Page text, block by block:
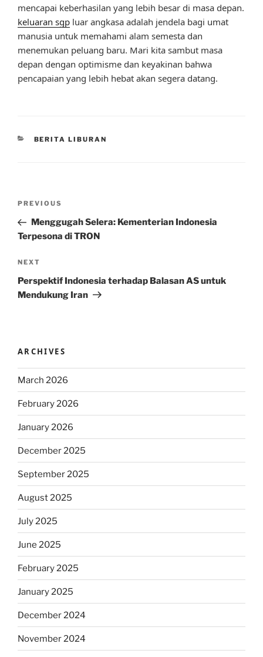
mencapai keberhasilan yang lebih besar di masa depan.
keluaran sgp luar angkasa adalah jendela bagi umat
manusia untuk memahami alam semesta dan
menemukan peluang baru. Mari kita sambut masa
depan dengan optimisme dan keyakinan bahwa
pencapaian yang lebih hebat akan segera datang.
CATEGORIES
BERITA LIBURAN
Previous
Post
PREVIOUS
Menggugah Selera: Kementerian Indonesia
Terpesona di TRON
Next
Post
NEXT
Perspektif Indonesia terhadap Balasan AS untuk
Mendukung Iran
ARCHIVES
March 2026
February 2026
January 2026
December 2025
September 2025
August 2025
July 2025
June 2025
February 2025
January 2025
December 2024
November 2024